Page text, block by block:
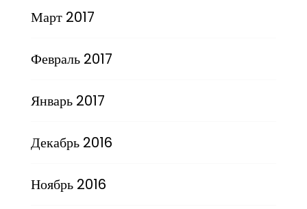
Март 2017
Февраль 2017
Январь 2017
Декабрь 2016
Ноябрь 2016